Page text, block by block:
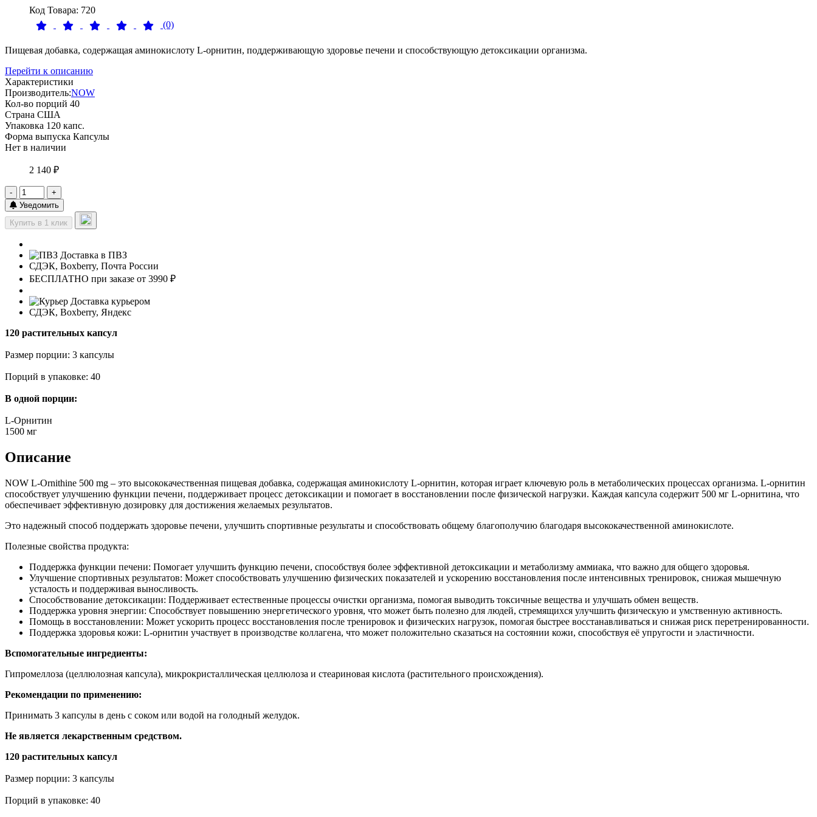
Код Товара: 720
(0)
Пищевая добавка, содержащая аминокислоту L-орнитин, поддерживающую здоровье печени и способствующую детоксикации организма.
Перейти к описанию
Характеристики
Производитель:NOW
Кол-во порций 40
Страна США
Упаковка 120 капс.
Форма выпуска Капсулы
Нет в наличии
2 140 ₽
-
+
Уведомить
Купить в 1 клик
Доставка в ПВЗ
СДЭК, Boxberry, Почта России
БЕСПЛАТНО при заказе от 3990 ₽
Доставка курьером
СДЭК, Boxberry, Яндекс
120 растительных капсул
Размер порции: 3 капсулы
Порций в упаковке: 40
В одной порции:
L-Орнитин
1500 мг
Описание
NOW L-Ornithine 500 mg – это высококачественная пищевая добавка, содержащая аминокислоту L-орнитин, которая играет ключевую роль в метаболических процессах организма. L-орнитин
способствует улучшению функции печени, поддерживает процесс детоксикации и помогает в восстановлении после физической нагрузки. Каждая капсула содержит 500 мг L-орнитина, что
обеспечивает эффективную дозировку для достижения желаемых результатов.
Это надежный способ поддержать здоровье печени, улучшить спортивные результаты и способствовать общему благополучию благодаря высококачественной аминокислоте.
Полезные свойства продукта:
Поддержка функции печени: Помогает улучшить функцию печени, способствуя более эффективной детоксикации и метаболизму аммиака, что важно для общего здоровья.
Улучшение спортивных результатов: Может способствовать улучшению физических показателей и ускорению восстановления после интенсивных тренировок, снижая мышечную
усталость и поддерживая выносливость.
Способствование детоксикации: Поддерживает естественные процессы очистки организма, помогая выводить токсичные вещества и улучшать обмен веществ.
Поддержка уровня энергии: Способствует повышению энергетического уровня, что может быть полезно для людей, стремящихся улучшить физическую и умственную активность.
Помощь в восстановлении: Может ускорить процесс восстановления после тренировок и физических нагрузок, помогая быстрее восстанавливаться и снижая риск перетренированности.
Поддержка здоровья кожи: L-орнитин участвует в производстве коллагена, что может положительно сказаться на состоянии кожи, способствуя её упругости и эластичности.
Вспомогательные ингредиенты:
Гипромеллоза (целлюлозная капсула), микрокристаллическая целлюлоза и стеариновая кислота (растительного происхождения).
Рекомендации по применению:
Принимать 3 капсулы в день с соком или водой на голодный желудок.
Не является лекарственным средством.
120 растительных капсул
Размер порции: 3 капсулы
Порций в упаковке: 40